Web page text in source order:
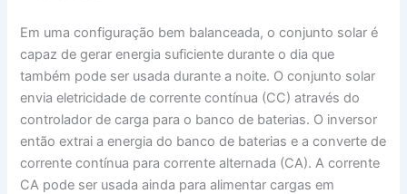
Em uma configuração bem balanceada, o conjunto solar é
capaz de gerar energia suficiente durante o dia que
também pode ser usada durante a noite. O conjunto solar
envia eletricidade de corrente contínua (CC) através do
controlador de carga para o banco de baterias. O inversor
então extrai a energia do banco de baterias e a converte de
corrente contínua para corrente alternada (CA). A corrente
CA pode ser usada ainda para alimentar cargas em